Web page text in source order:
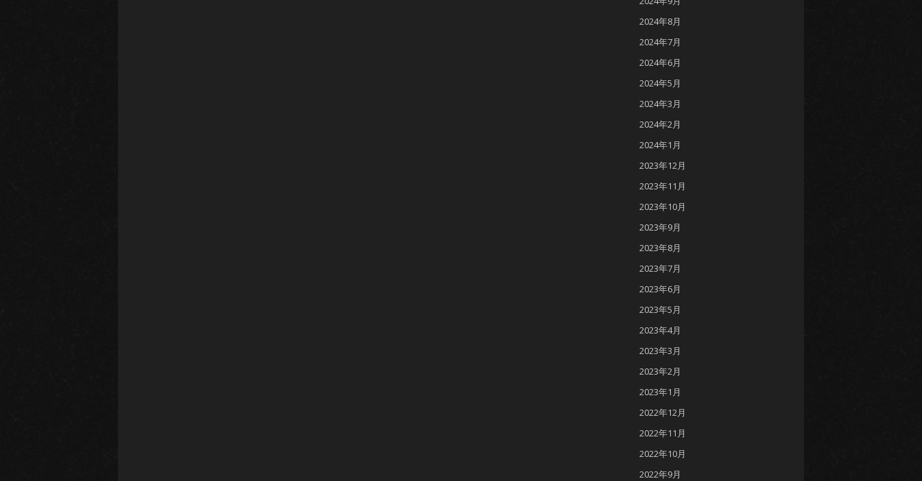
2024年8月
2024年7月
2024年6月
2024年5月
2024年3月
2024年2月
2024年1月
2023年12月
2023年11月
2023年10月
2023年9月
2023年8月
2023年7月
2023年6月
2023年5月
2023年4月
2023年3月
2023年2月
2023年1月
2022年12月
2022年11月
2022年10月
2022年9月